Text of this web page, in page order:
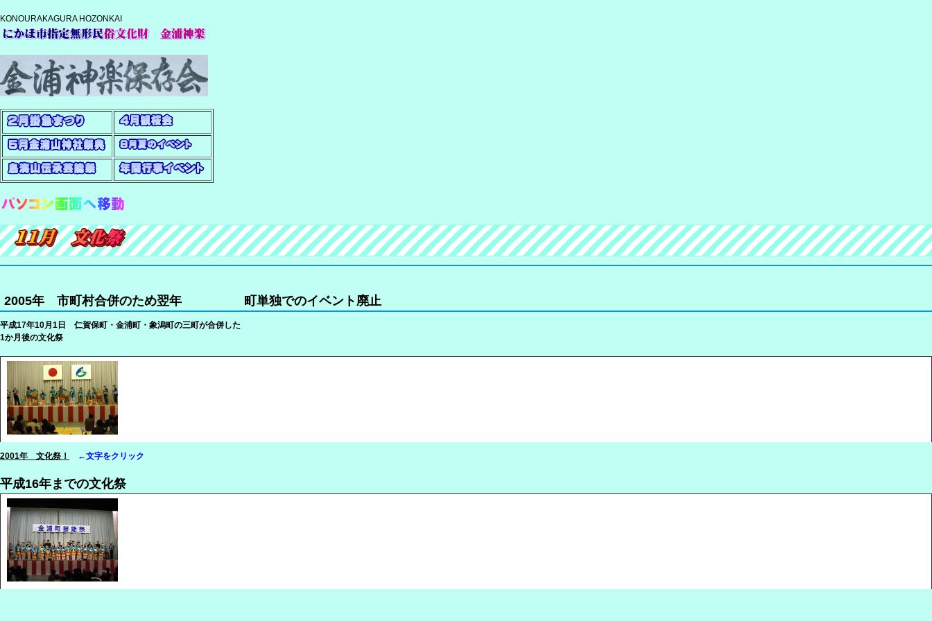
KONOURAKAGURA HOZONKAI
2005年 市町村合併のため翌年 町単独でのイベント廃止
平成17年10月1日 仁賀保町・金浦町・象潟町の三町が合併した
1か月後の文化祭
2001年 文化祭！ ←文字をクリック
平成16年までの文化祭